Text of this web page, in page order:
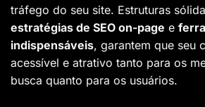
tráfego do seu site. Estruturas
estratégias de SEO on-page e
indispensáveis, garantem que seu
acessível e atrativo tanto para os
busca quanto para os usuários.